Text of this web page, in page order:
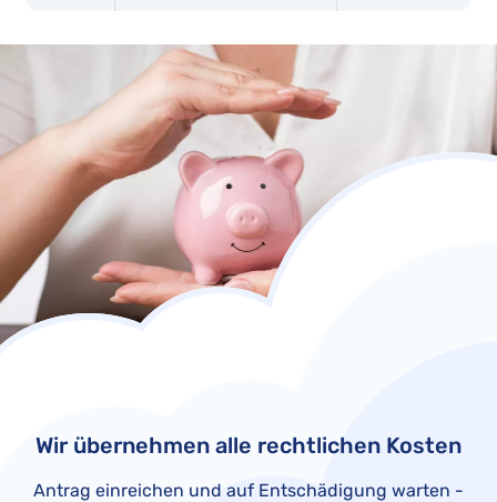
Wir übernehmen alle rechtlichen Kosten
Antrag einreichen und auf Entschädigung warten -